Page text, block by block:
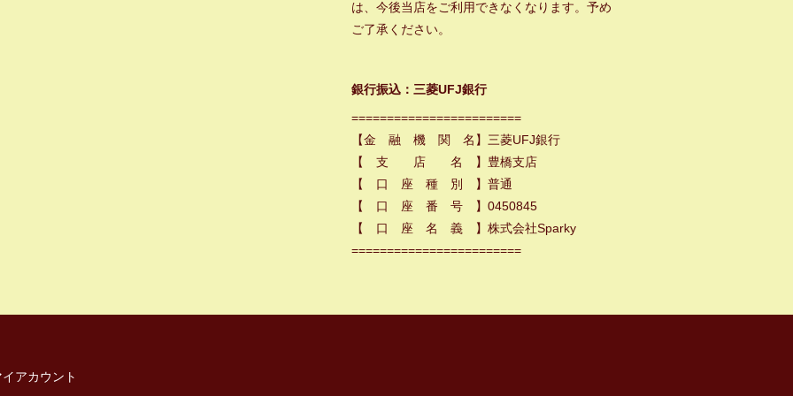
は、今後当店をご利用できなくなります。予め
ご了承ください。
銀行振込：三菱UFJ銀行
========================
【金 融 機 関 名】三菱UFJ銀行
【 支 店 名 】豊橋支店
【 口 座 種 別 】普通
【 口 座 番 号 】0450845
【 口 座 名 義 】株式会社Sparky
========================
アカウント